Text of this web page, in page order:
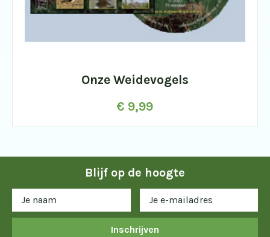
Onze Weidevogels
€ 9,99
Blijf op de hoogte
Inschrijven